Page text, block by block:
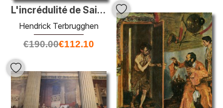
L'incrédulité de Saint-Thomas
Hendrick Terbrugghen
€190.00€112.10